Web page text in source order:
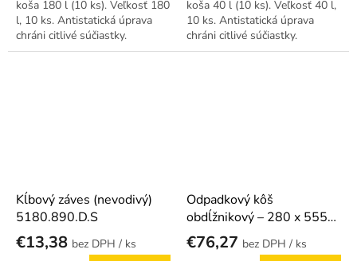
koša 180 l (10 ks). Veľkosť 180
l, 10 ks. Antistatická úprava
chráni citlivé súčiastky.
koša 40 l (10 ks). Veľkosť 40 l,
10 ks. Antistatická úprava
chráni citlivé súčiastky.
Kĺbový záves (nevodivý)
5180.890.D.S
€13,38
/ ks
Odpadkový kôš
obdĺžnikový – 280 x 555
mm
€76,27
/ ks